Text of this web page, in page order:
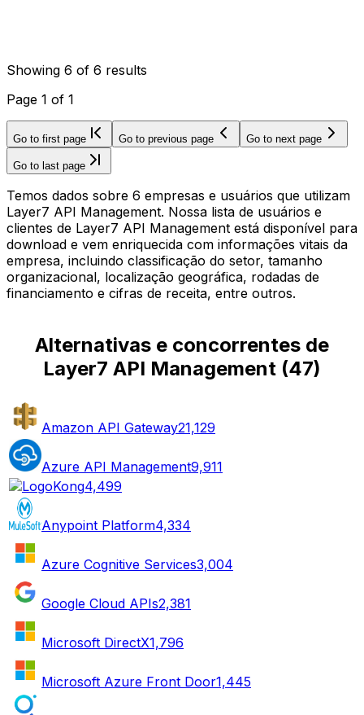
Showing 6 of 6 results
Page 1 of 1
Go to first page Go to previous page Go to next page
Go to last page
Temos dados sobre 6 empresas e usuários que utilizam
Layer7 API Management. Nossa lista de usuários e
clientes de Layer7 API Management está disponível para
download e vem enriquecida com informações vitais da
empresa, incluindo classificação do setor, tamanho
organizacional, localização geográfica, rodadas de
financiamento e cifras de receita, entre outros.
Alternativas e concorrentes de
Layer7 API Management (47)
Amazon API Gateway21,129
Azure API Management9,911
Kong4,499
Anypoint Platform4,334
Azure Cognitive Services3,004
Google Cloud APIs2,381
Microsoft DirectX1,796
Microsoft Azure Front Door1,445